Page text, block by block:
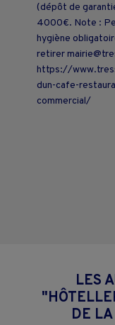
(dépôt de
4000€. Note :
hygiène
retirer
https://
dun-cafe-
commercial/
LES
DE